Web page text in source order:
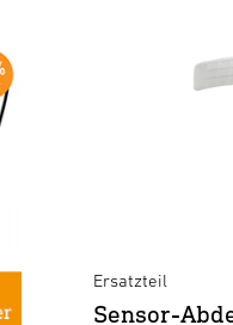
Ersatzteil
Sensor-